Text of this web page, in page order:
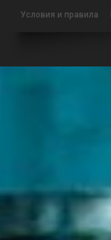
Условия и правила